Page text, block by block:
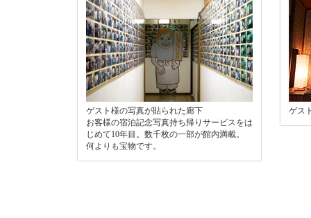
ゲスト様の写真が貼られた廊下
お客様の宿泊記念写真持ち帰りサービスをは
じめて10年目。数千枚の一部が館内満載。
何よりも宝物です。
ゲス